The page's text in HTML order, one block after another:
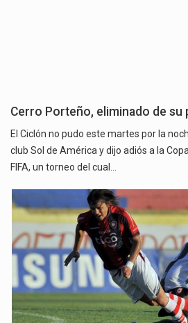
Cerro Porteño, eliminado de
El Ciclón no pudo este martes por la
club Sol de América y dijo adiós a la
FIFA, un torneo del cual…